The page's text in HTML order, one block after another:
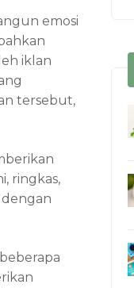
emosi
iklan
tersebut,
ringkas,